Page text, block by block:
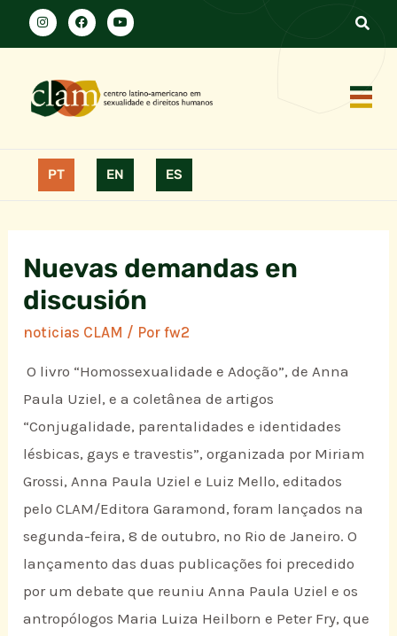
PT EN ES
Nuevas demandas en
discusión
noticias CLAM / Porfw2
O livro “Homossexualidade e Adoção”, de Anna
Paula Uziel, e a coletânea de artigos
“Conjugalidade, parentalidades e identidades
lésbicas, gays e travestis”, organizada por Miriam
Grossi, Anna Paula Uziel e Luiz Mello, editados
pelo CLAM/Editora Garamond, foram lançados na
segunda-feira, 8 de outubro, no Rio de Janeiro. O
lançamento das duas publicações foi precedido
por um debate que reuniu Anna Paula Uziel e os
antropólogos Maria Luiza Heilborn e Peter Fry, que